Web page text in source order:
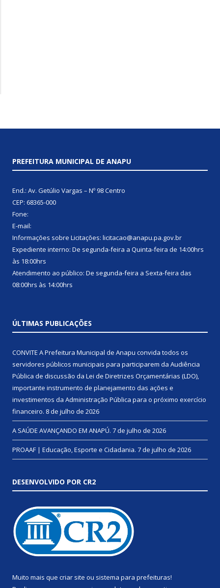
PREFEITURA MUNICIPAL DE ANAPU
End.: Av. Getúlio Vargas – Nº 98 Centro
CEP: 68365-000
Fone:
E-mail:
Informações sobre Licitações: licitacao@anapu.pa.gov.br
Expediente interno: De segunda-feira a Quinta-feira de 14:00hrs
às 18:00hrs
Atendimento ao público: De segunda-feira a Sexta-feira das
08:00hrs às 14:00hrs
ÚLTIMAS PUBLICAÇÕES
CONVITE A Prefeitura Municipal de Anapu convida todos os
servidores públicos municipais para participarem da Audiência
Pública de discussão da Lei de Diretrizes Orçamentárias (LDO),
importante instrumento de planejamento das ações e
investimentos da Administração Pública para o próximo exercício
financeiro. 8 de julho de 2026
A SAÚDE AVANÇANDO EM ANAPÚ. 7 de julho de 2026
PROAAF | Educação, Esporte e Cidadania. 7 de julho de 2026
DESENVOLVIDO POR CR2
Muito mais que criar site ou sistema para prefeituras!